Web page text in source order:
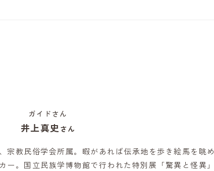
ガイドさん
井上真史 さん
宗教民俗学会所属。暇があれば伝承地を歩き絵馬を眺め
ー。国立民族学博物館で行われた特別展「驚異と怪異」